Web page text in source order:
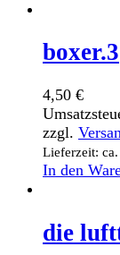
boxer.3
4,50 €
zzgl.
Lieferzeit:
In den
die